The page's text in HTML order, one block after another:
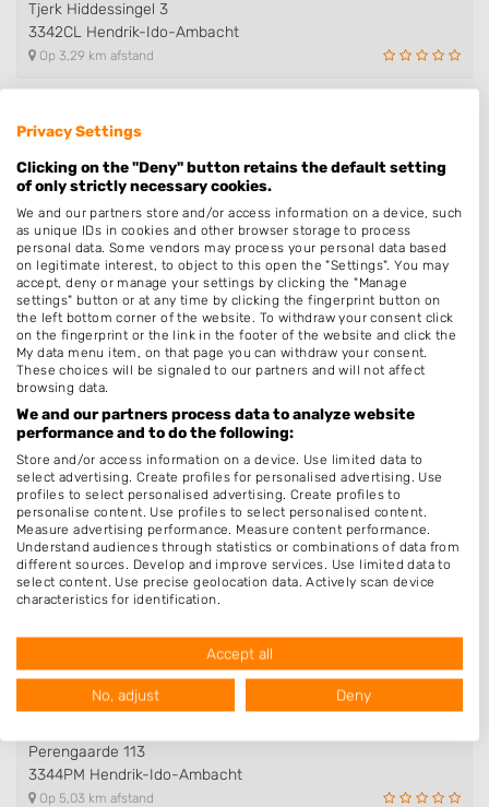
Tjerk Hiddessingel 3
3342CL Hendrik-Ido-Ambacht
Op 3,29 km afstand
Nagelstudio Denise
Aert van Nesstraat 96
3342CB Hendrik-Ido-Ambacht
Beleza Nagelstudio & Beautysalo..
Nijenrodeweg 24
3077ES Rotterdam
Op 3,56 km afstand
Beauty In & Out
De Hoge Bogerd 4
3342GA Hendrik-Ido-Ambacht
Op 3,92 km afstand
Casa Mani
Molenhoef 42
Perengaarde 113
3344PM Hendrik-Ido-Ambacht
Op 5,03 km afstand
Privacy Settings
Clicking on the "Deny" button retains the default setting
of only strictly necessary cookies.
We and our partners store and/or access information on a device, such
as unique IDs in cookies and other browser storage to process
personal data. Some vendors may process your personal data based
on legitimate interest, to object to this open the "Settings". You may
accept, deny or manage your settings by clicking the "Manage
settings" button or at any time by clicking the fingerprint button on
the left bottom corner of the website. To withdraw your consent click
on the fingerprint or the link in the footer of the website and click the
My data menu item, on that page you can withdraw your consent.
These choices will be signaled to our partners and will not affect
browsing data.
We and our partners process data to analyze website
performance and to do the following:
Store and/or access information on a device. Use limited data to
select advertising. Create profiles for personalised advertising. Use
profiles to select personalised advertising. Create profiles to
personalise content. Use profiles to select personalised content.
Measure advertising performance. Measure content performance.
Understand audiences through statistics or combinations of data from
different sources. Develop and improve services. Use limited data to
select content. Use precise geolocation data. Actively scan device
characteristics for identification.
USA.
Your consent and the cookie policy applies solely to this website/app.
View Partner List (1016 IAB Vendors)
We use your data for the following purposes:
IAB processing purposes:
Store and/or access information on a device
Accept all
No, adjust Deny